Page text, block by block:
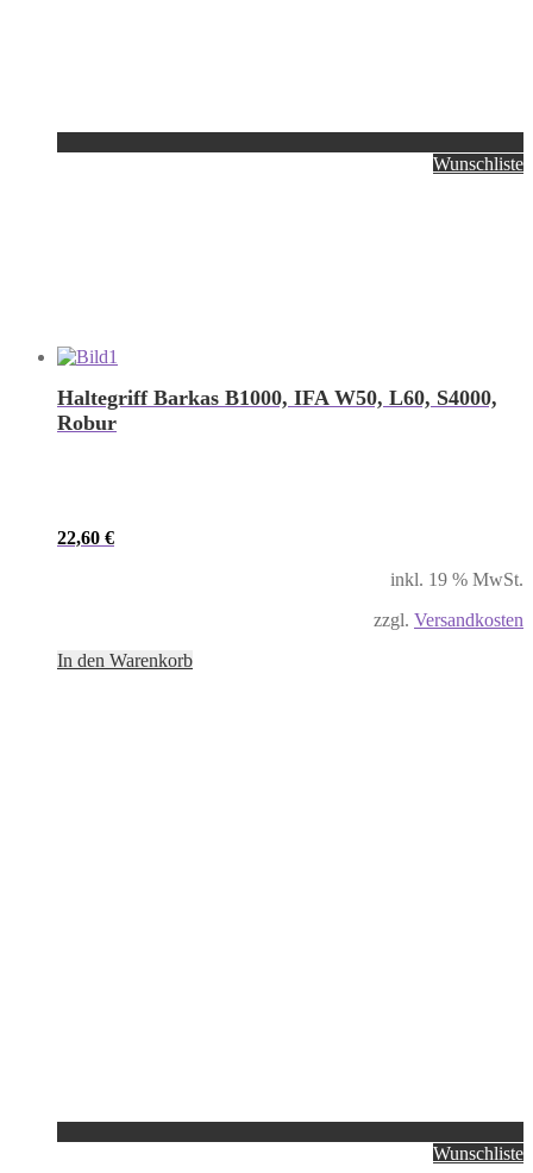
Wunschliste
Haltegriff Barkas B1000, IFA W50, L60, S4000,
Robur
22,60 €
inkl. 19 % MwSt.
zzgl. Versandkosten
In den Warenkorb
Wunschliste